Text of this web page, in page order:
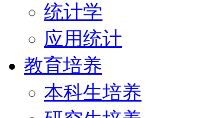
统计学
应用统计
教育培养
本科生培养